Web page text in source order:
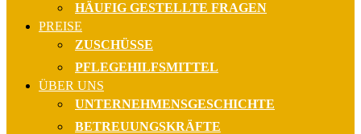
HÄUFIG GESTELLTE FRAGEN
PREISE
ZUSCHÜSSE
PFLEGEHILFSMITTEL
ÜBER UNS
UNTERNEHMENSGESCHICHTE
BETREUUNGSKRÄFTE